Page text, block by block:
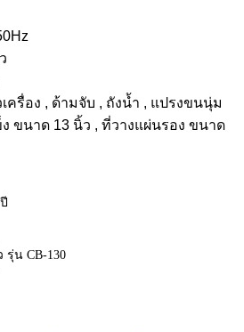
ครื่อง , ด้ามจับ , ถังน้ำ , แปรงขนนุ่ม
ขนาด 13 นิ้ว , ที่วางแผ่นรอง ขนาด
รุ่น CB-130